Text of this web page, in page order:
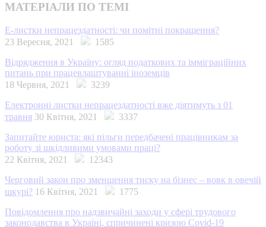
МАТЕРІАЛИ ПО ТЕМІ
Е-листки непрацездатності: чи помітні покращення?
23 Вересня, 2021
1585
Відрядження в Україну: огляд податкових та імміграційних
питань при працевлаштуванні іноземців
18 Червня, 2021
3239
Електронні листки непрацездатності вже діятимуть з 01
травня 30 Квітня, 2021
3337
Запитайте юриста: які пільги передбачені працівникам за
роботу зі шкідливими умовами праці?
22 Квітня, 2021
12343
Черговий закон про зменшення тиску на бізнес – вовк в овечій
шкурі? 16 Квітня, 2021
1775
Повідомлення про надзвичайні заходи у сфері трудового
законодавства в Україні, спричинені кризою Covid-19